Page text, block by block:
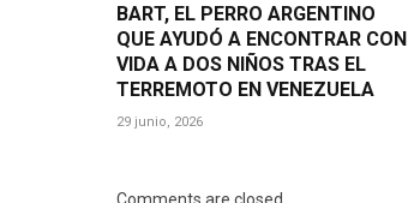
BART, EL PERRO ARGENTINO
QUE AYUDÓ A ENCONTRAR CON
VIDA A DOS NIÑOS TRAS EL
TERREMOTO EN VENEZUELA
29 junio, 2026
Comments are closed.